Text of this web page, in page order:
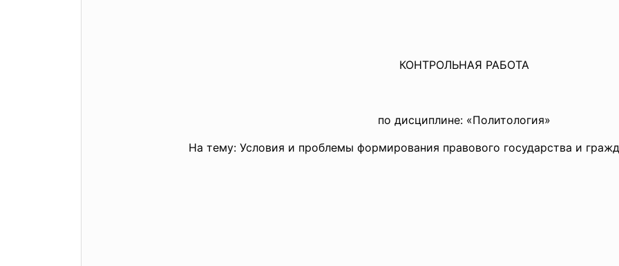
КОНТРОЛЬНАЯ РАБОТА
по дисциплине: «Политология»
На тему: Условия и проблемы формирования правового государства и